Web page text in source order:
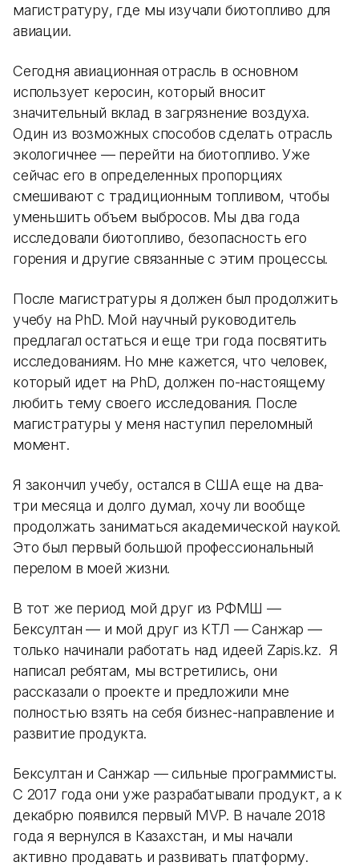
магистратуру, где мы изучали биотопливо для
авиации.
Сегодня авиационная отрасль в основном
использует керосин, который вносит
значительный вклад в загрязнение воздуха.
Один из возможных способов сделать отрасль
экологичнее — перейти на биотопливо. Уже
сейчас его в определенных пропорциях
смешивают с традиционным топливом, чтобы
уменьшить объем выбросов. Мы два года
исследовали биотопливо, безопасность его
горения и другие связанные с этим процессы.
После магистратуры я должен был продолжить
учебу на PhD. Мой научный руководитель
предлагал остаться и еще три года посвятить
исследованиям. Но мне кажется, что человек,
который идет на PhD, должен по-настоящему
любить тему своего исследования. После
магистратуры у меня наступил переломный
момент.
Я закончил учебу, остался в США еще на два-
три месяца и долго думал, хочу ли вообще
продолжать заниматься академической наукой.
Это был первый большой профессиональный
перелом в моей жизни.
В тот же период мой друг из РФМШ —
Бексултан — и мой друг из КТЛ — Санжар —
только начинали работать над идеей Zapis.kz. Я
написал ребятам, мы встретились, они
рассказали о проекте и предложили мне
полностью взять на себя бизнес-направление и
развитие продукта.
Бексултан и Санжар — сильные программисты.
С 2017 года они уже разрабатывали продукт, а к
декабрю появился первый MVP. В начале 2018
года я вернулся в Казахстан, и мы начали
активно продавать и развивать платформу.